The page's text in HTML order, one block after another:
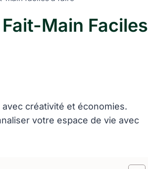
Main Faciles
créativité et économies.
votre espace de vie avec